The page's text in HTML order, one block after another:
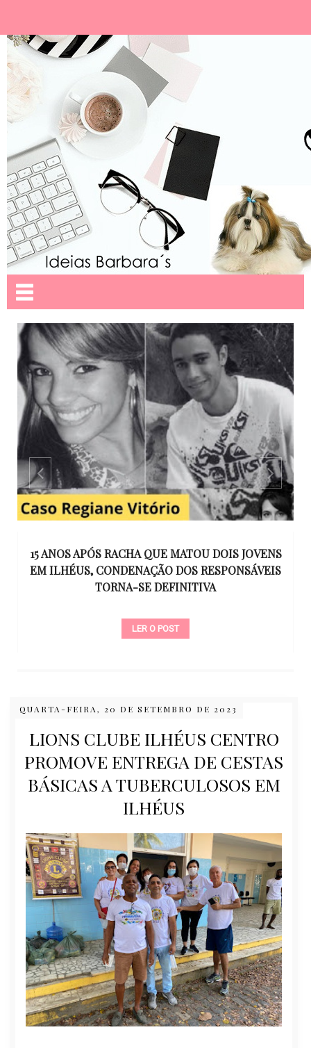
15 ANOS APÓS RACHA QUE MATOU DOIS JOVENS
EM ILHÉUS, CONDENAÇÃO DOS RESPONSÁVEIS
TORNA-SE DEFINITIVA
LER O POST
QUARTA-FEIRA, 20 DE SETEMBRO DE 2023
LIONS CLUBE ILHÉUS CENTRO
PROMOVE ENTREGA DE CESTAS
BÁSICAS A TUBERCULOSOS EM
ILHÉUS